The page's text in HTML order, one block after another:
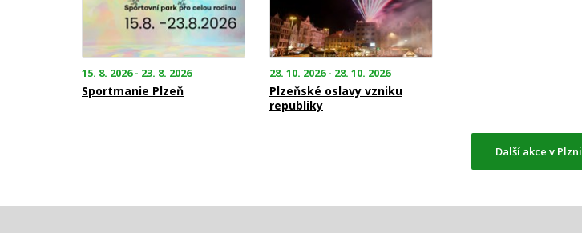
15. 8. 2026 - 23. 8. 2026
Sportmanie Plzeň
28. 10. 2026 - 28. 10. 2026
Plzeňské oslavy vzniku
republiky
Další akce v Plzni